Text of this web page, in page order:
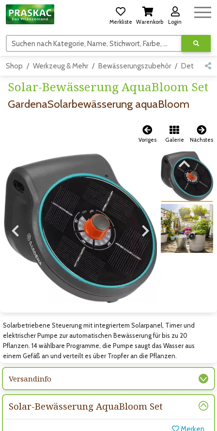
Merkliste Warenkorb Login
Suchen nach Kategorie, Name, Stichwort, Farbe, usw.
Shop Werkzeug & Mehr Bewässerungszubehör Detail
Solar-Bewässerung AquaBloom Set
GardenaSolarbewässerung aquaBloom
Voriges Galerie Nächstes
Zum vorigen Bild Zum nächsten Bild
Zum vorigen Bild
Zum nächsten Bild
Solarbetriebene Steuerung mit integriertem Solarpanel, Timer und
elektrischer Pumpe zur automatischen Bewässerung für bis zu 20
Pflanzen. 14 wählbare Programme, die Pumpe saugt das Wasser aus
einem Gefäß an und verteilt es über Tropfer an die Pflanzen.
Versandinfo
Solar-Bewässerung AquaBloom Set